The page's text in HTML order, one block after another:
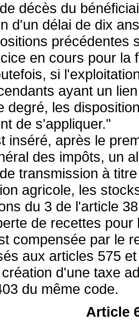
décès du
d'un délai de dix
précédentes
en cours pour la
si
ayant un
degré, les
de s'appliquer."
inséré, après le
des impôts, un
transmission à
agricole, les
du 3 de l'article
de recettes
compensée par le
aux articles 575
d'une taxe
du même code.
Article